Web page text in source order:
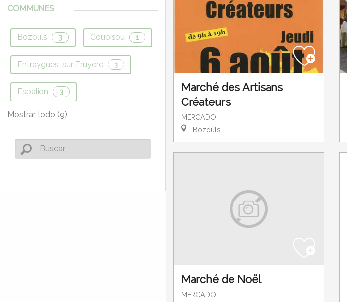
COMMUNES
Bozouls 3 Coubisou 1
Entraygues-sur-Truyère 3
Espalion 3
Mostrar todo (9)
Marché des Artisans
Créateurs
MERCADO
Bozouls
Marché de Noël
MERCADO